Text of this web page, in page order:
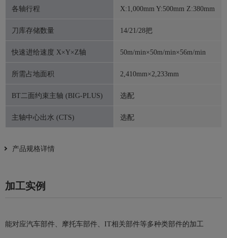
各轴行程 X:1,000mm Y:500mm Z:380mm
刀库存储数量 14/21/28把
快速进给速度 X×Y×Z轴 50m/min×50m/min×56m/min
所需占地面积 2,410mm×2,233mm
BT二面约束主轴 (BIG-PLUS) 选配
主轴中心出水 (CTS) 选配
产品规格详情
加工实例
能对应汽车部件、摩托车部件、IT相关部件等多种类部件的加工